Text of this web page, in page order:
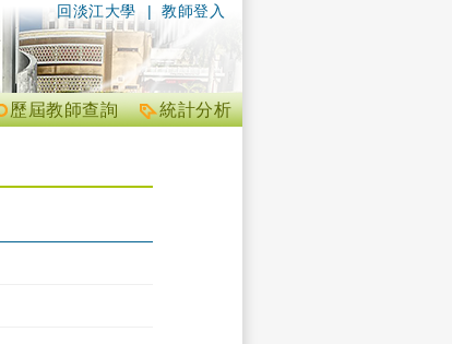
| 教師登入
回淡江大學
統計分析
歷屆教師查詢